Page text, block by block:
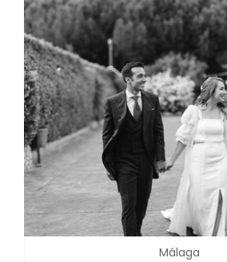
Málaga